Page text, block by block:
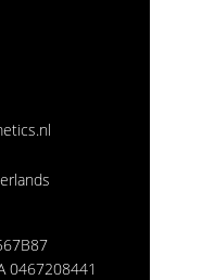
0467208441